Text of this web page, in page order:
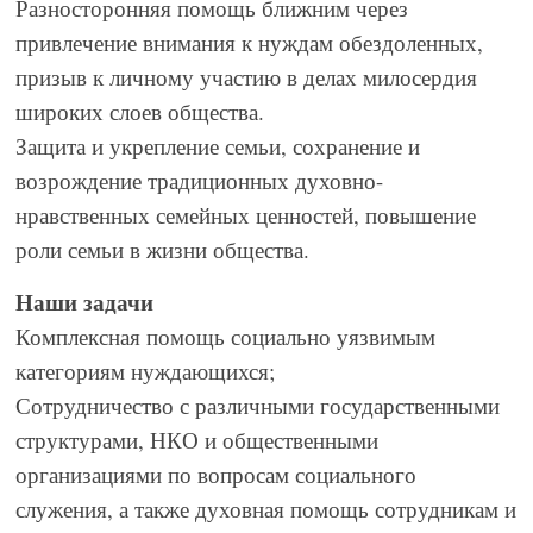
Разносторонняя помощь ближним через
привлечение внимания к нуждам обездоленных,
призыв к личному участию в делах милосердия
широких слоев общества.
Защита и укрепление семьи, сохранение и
возрождение традиционных духовно-
нравственных семейных ценностей, повышение
роли семьи в жизни общества.
Наши задачи
Комплексная помощь социально уязвимым
категориям нуждающихся;
Сотрудничество с различными государственными
структурами, НКО и общественными
организациями по вопросам социального
служения, а также духовная помощь сотрудникам и